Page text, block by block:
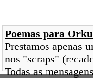
Poemas para
Prestamos apenas
nos "scraps"
Todas as